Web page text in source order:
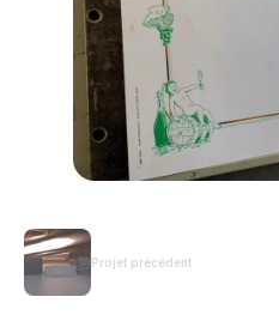
Projet précédent